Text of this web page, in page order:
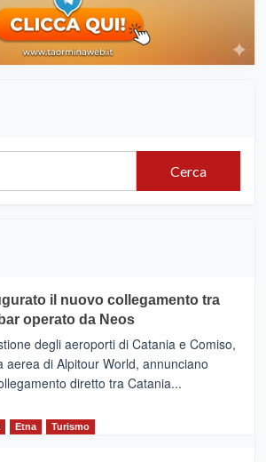
Cerca
il nuovo collegamento tra
operato da Neos
degli aeroporti di Catania e Comiso,
aerea di Alpitour World, annunciano
diretto tra Catania...
Etna Turismo